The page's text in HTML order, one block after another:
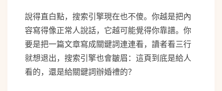
說得直白點，搜索引擎現在也不傻。你越是把內
容寫得像正常人說話，它越可能覺得你靠譜。你
要是把一篇文章寫成關鍵詞連連看，讀者看三行
就想退出，搜索引擎也會皺眉：這頁到底是給人
看的，還是給關鍵詞辦婚禮的？